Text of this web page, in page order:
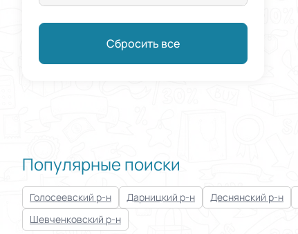
Сбросить все
Популярные поиски
Голосеевский р-н Дарницкий р-н Деснянский р-н
Шевченковский р-н